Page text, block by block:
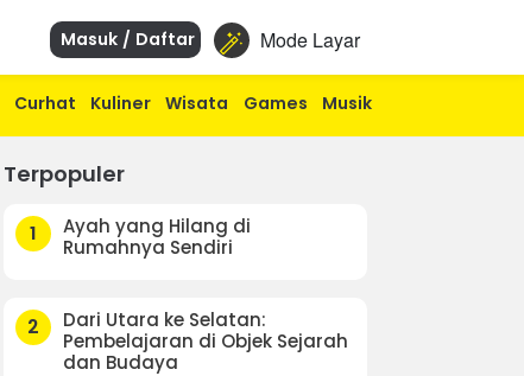
Mode Layar
Masuk / Daftar
Curhat Kuliner Wisata Games Musik
Terpopuler
1
Ayah yang Hilang di
Rumahnya Sendiri
2
Dari Utara ke Selatan:
Pembelajaran di Objek Sejarah
dan Budaya